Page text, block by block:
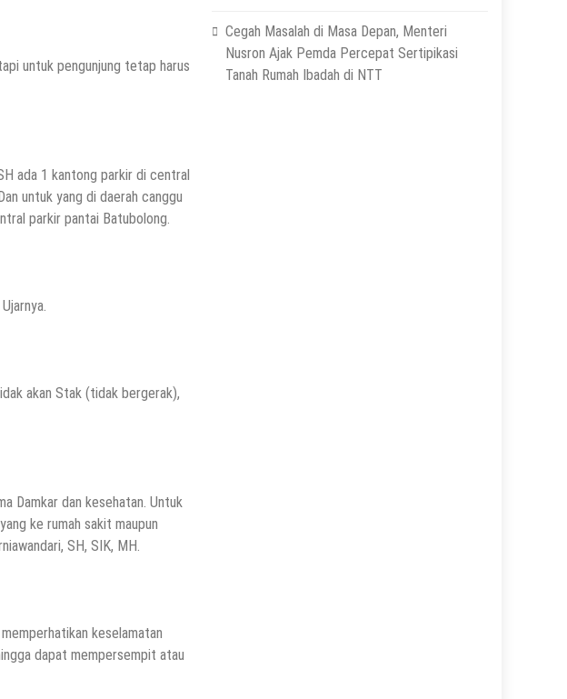
untuk pengunjung tetap harus
ada 1 kantong parkir di central
untuk yang di daerah canggu
parkir pantai Batubolong.
akan Stak (tidak bergerak),
Damkar dan kesehatan. Untuk
ke rumah sakit maupun
SH, SIK, MH.
keselamatan
dapat mempersempit atau
Cegah Masalah di Masa Depan, Menteri
Nusron Ajak Pemda Percepat Sertipikasi
Tanah Rumah Ibadah di NTT